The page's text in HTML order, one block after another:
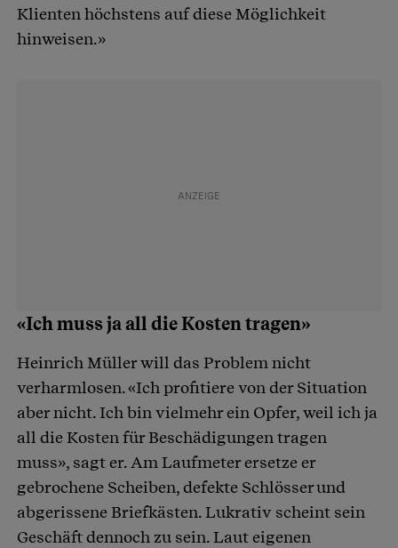
Klienten höchstens auf diese Möglichkeit
hinweisen.»
«Ich muss ja all die Kosten tragen»
Heinrich Müller will das Problem nicht
verharmlosen. «Ich profitiere von der Situation
aber nicht. Ich bin vielmehr ein Opfer, weil ich ja
all die Kosten für Beschädigungen tragen
muss», sagt er. Am Laufmeter ersetze er
gebrochene Scheiben, defekte Schlösser und
abgerissene Briefkästen. Lukrativ scheint sein
Geschäft dennoch zu sein. Laut eigenen